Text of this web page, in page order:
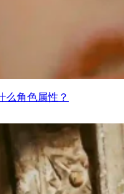
么角色属性？